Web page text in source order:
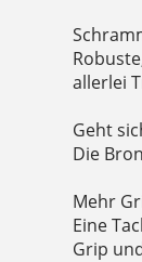
allerlei
Geht
Die
Mehr
Eine
Grip